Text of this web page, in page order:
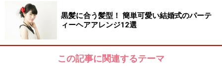
黒髪に合う髪型！ 簡単可愛い結婚式のパーテ
ィーヘアアレンジ12選
この記事に関連するテーマ